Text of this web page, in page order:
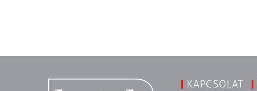
KAPCSOLAT